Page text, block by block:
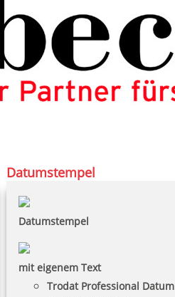
Datumstempel
Datumstempel
mit eigenem Text
Trodat Professional Datum